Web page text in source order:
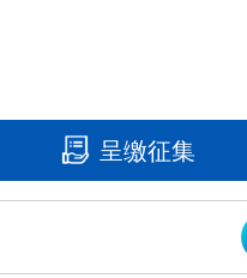
呈缴征集